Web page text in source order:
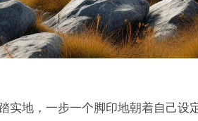
实地，一步一个脚印地朝着自己设